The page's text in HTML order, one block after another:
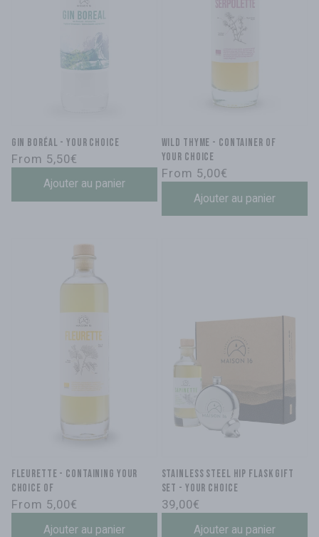
Gin Boréal - Your choice
Regular
From 5,50€
Ajouter au panier
WILD THYME - container of
your choice
Regular
From 5,00€
Ajouter au panier
FLEURETTE - containing your
choice of
Regular
From 5,00€
Ajouter au panier
Stainless steel hip flask gift
set - your choice
Regular
39,00€
Ajouter au panier